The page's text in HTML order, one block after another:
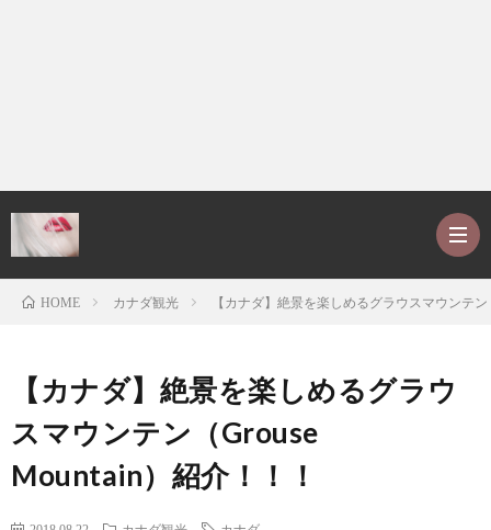
HOME カナダ観光 【カナダ】絶景を楽しめるグラウスマウンテ
【カナダ】絶景を楽しめるグラウ
スマウンテン（Grouse
Mountain）紹介！！！